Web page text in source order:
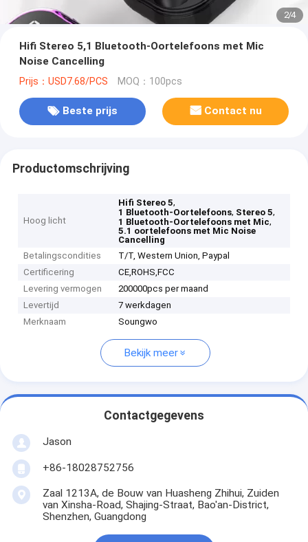
2/4
Hifi Stereo 5,1 Bluetooth-Oortelefoons met Mic
Noise Cancelling
Prijs：USD7.68/PCS MOQ：100pcs
Beste prijs Contact nu
Productomschrijving
Hoog licht
Hifi Stereo 5,
1 Bluetooth-Oortelefoons, Stereo 5,
1 Bluetooth-Oortelefoons met Mic,
5.1 oortelefoons met Mic Noise
Cancelling
Betalingscondities
T/T, Western Union, Paypal
Certificering
CE,ROHS,FCC
Levering vermogen
200000pcs per maand
Levertijd
7 werkdagen
Merknaam
Soungwo
Bekijk meer
Contactgegevens
Jason
+86-18028752756
Zaal 1213A, de Bouw van Huasheng Zhihui, Zuiden
van Xinsha-Road, Shajing-Straat, Bao'an-District,
Shenzhen, Guangdong